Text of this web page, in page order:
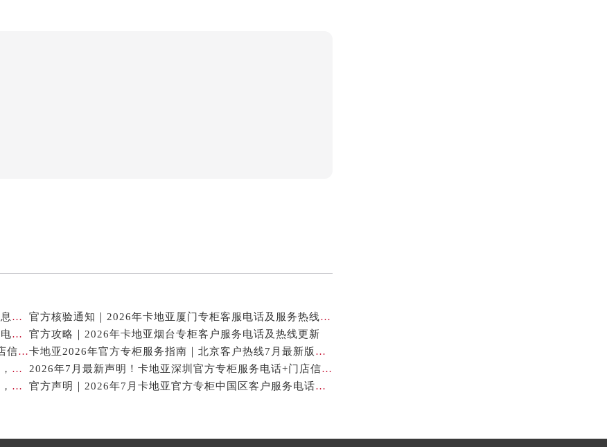
卡地亚官方专柜2026年7月最新客户服务电话，中国区信息权威发布
官方核验通知｜2026年卡地亚厦门专柜客服电话及服务热线7月最新版
2026年7月最新权威信息｜卡地亚常州官方专柜客户服务电话公告
官方攻略｜2026年卡地亚烟台专柜客户服务电话及热线更新
2026年7月卡地亚贵阳官方专柜服务指南｜客户热线+门店信息+服务电话
卡地亚2026年官方专柜服务指南｜北京客户热线7月最新版，一篇搞定
2026年7月最新通告｜卡地亚官方专柜杭州客户服务热线，专柜信息整合版
2026年7月最新声明！卡地亚深圳官方专柜服务电话+门店信息全面核验
2026年7月最新信息公示｜卡地亚常州官方专柜客服热线，权威核验攻略
官方声明｜2026年7月卡地亚官方专柜中国区客户服务电话及门店核验